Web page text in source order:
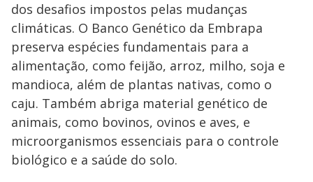
dos desafios impostos pelas mudanças
climáticas. O Banco Genético da Embrapa
preserva espécies fundamentais para a
alimentação, como feijão, arroz, milho, soja e
mandioca, além de plantas nativas, como o
caju. Também abriga material genético de
animais, como bovinos, ovinos e aves, e
microorganismos essenciais para o controle
biológico e a saúde do solo.